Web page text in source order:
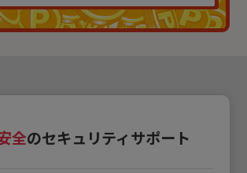
全のセキュリティサポート